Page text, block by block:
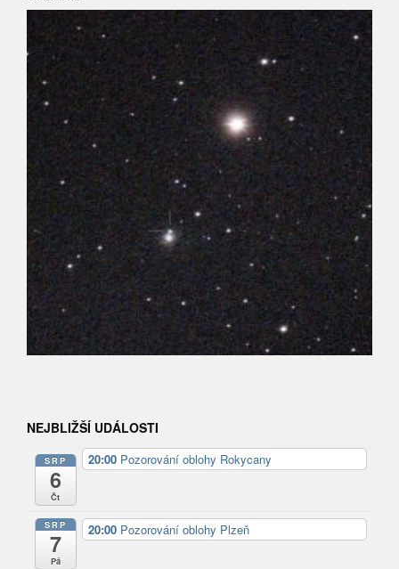
NEJBLIŽŠÍ UDÁLOSTI
SRP
6
Čt
20:00 Pozorování oblohy Rokycany
SRP
7
Pá
20:00 Pozorování oblohy Plzeň